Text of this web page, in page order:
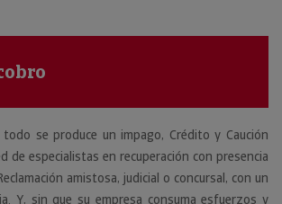
se produce un impago, Crédito y Caución
de especialistas en recuperación con presencia
amistosa, judicial o concursal, con un
Y, sin que su empresa consuma esfuerzos y